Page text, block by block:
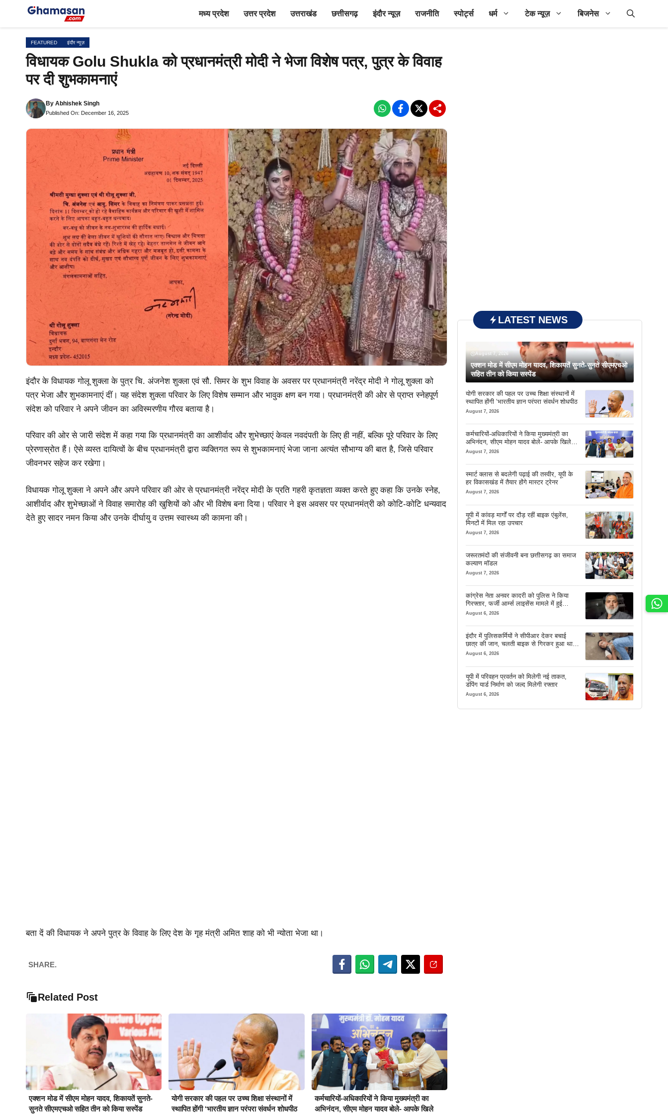
मध्य प्रदेश उत्तर प्रदेश उत्तराखंड छत्तीसगढ़ इंदौर न्यूज़ राजनीति स्पोर्ट्स धर्म टेक न्यूज़ बिजनेस
FEATURED इंदौर न्यूज़
विधायक Golu Shukla को प्रधानमंत्री मोदी ने भेजा विशेष पत्र, पुत्र के विवाह
पर दी शुभकामनाएं
By Abhishek Singh
Published On: December 16, 2025
इंदौर के विधायक गोलू शुक्ला के पुत्र चि. अंजनेश शुक्ला एवं सौ. सिमर के शुभ विवाह के अवसर पर प्रधानमंत्री नरेंद्र मोदी ने गोलू शुक्ला को
पत्र भेजा और शुभकामनाएं दीं। यह संदेश शुक्ला परिवार के लिए विशेष सम्मान और भावुक क्षण बन गया। प्रधानमंत्री की ओर से प्राप्त स्नेहपूर्ण
संदेश को परिवार ने अपने जीवन का अविस्मरणीय गौरव बताया है।
परिवार की ओर से जारी संदेश में कहा गया कि प्रधानमंत्री का आशीर्वाद और शुभेच्छाएं केवल नवदंपती के लिए ही नहीं, बल्कि पूरे परिवार के लिए
प्रेरणास्रोत हैं। ऐसे व्यस्त दायित्वों के बीच प्रधानमंत्री द्वारा व्यक्तिगत रूप से शुभकामनाएं भेजा जाना अत्यंत सौभाग्य की बात है, जिसे परिवार
जीवनभर सहेज कर रखेगा।
विधायक गोलू शुक्ला ने अपने और अपने परिवार की ओर से प्रधानमंत्री नरेंद्र मोदी के प्रति गहरी कृतज्ञता व्यक्त करते हुए कहा कि उनके स्नेह,
आशीर्वाद और शुभेच्छाओं ने विवाह समारोह की खुशियों को और भी विशेष बना दिया। परिवार ने इस अवसर पर प्रधानमंत्री को कोटि-कोटि धन्यवाद
देते हुए सादर नमन किया और उनके दीर्घायु व उत्तम स्वास्थ्य की कामना की।
बता दें की विधायक ने अपने पुत्र के विवाह के लिए देश के गृह मंत्री अमित शाह को भी न्योता भेजा था।
SHARE.
Related Post
एक्शन मोड में सीएम मोहन यादव, शिकायतें सुनते-
सुनते सीएमएचओ सहित तीन को किया सस्पेंड
योगी सरकार की पहल पर उच्च शिक्षा संस्थानों में
स्थापित होंगी ‘भारतीय ज्ञान परंपरा संवर्धन शोधपीठ
कर्मचारियों-अधिकारियों ने किया मुख्यमंत्री का
अभिनंदन, सीएम मोहन यादव बोले- आपके खिले
LATEST NEWS
August 7, 2026
एक्शन मोड में सीएम मोहन यादव, शिकायतें सुनते-सुनते सीएमएचओ
सहित तीन को किया सस्पेंड
योगी सरकार की पहल पर उच्च शिक्षा संस्थानों में
स्थापित होंगी ‘भारतीय ज्ञान परंपरा संवर्धन शोधपीठ
August 7, 2026
कर्मचारियों-अधिकारियों ने किया मुख्यमंत्री का
अभिनंदन, सीएम मोहन यादव बोले- आपके खिले
चेहरे देखकर आनंद आता है
August 7, 2026
स्मार्ट क्लास से बदलेगी पढ़ाई की तस्वीर, यूपी के
हर विकासखंड में तैयार होंगे मास्टर ट्रेनर
August 7, 2026
यूपी में कांवड़ मार्गों पर दौड़ रहीं बाइक एंबुलेंस,
मिनटों में मिल रहा उपचार
August 7, 2026
जरूरतमंदों की संजीवनी बना छत्तीसगढ़ का समाज
कल्याण मॉडल
August 7, 2026
कांग्रेस नेता अनवर कादरी को पुलिस ने किया
गिरफ्तार, फर्जी आर्म्स लाइसेंस मामले में हुई
कार्रवाई
August 6, 2026
इंदौर में पुलिसकर्मियों ने सीपीआर देकर बचाई
छात्र की जान, चलती बाइक से गिरकर हुआ था
बेहोश
August 6, 2026
यूपी में परिवहन प्रवर्तन को मिलेगी नई ताकत,
डंपिंग यार्ड निर्माण को जल्द मिलेगी रफ्तार
August 6, 2026